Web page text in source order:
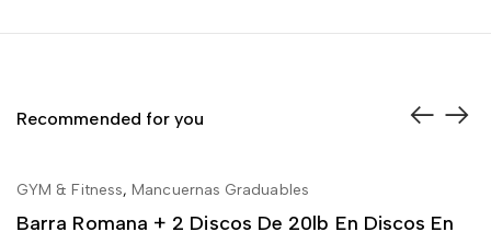
Recommended for you
AÑADIR AL CARRITO
GYM & Fitness,Mancuernas Graduables
Barra Romana + 2 Discos De 20lb En Discos En